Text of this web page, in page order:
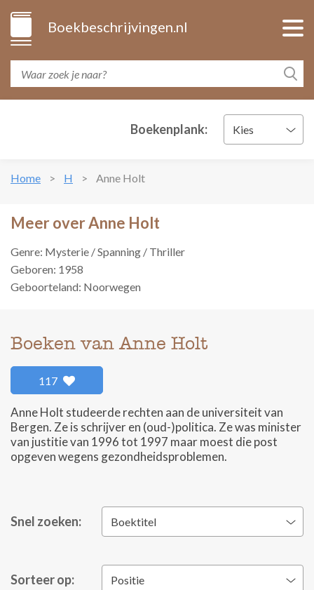
Boekbeschrijvingen.nl
Boekenplank: Kies
Home H Anne Holt
Meer over Anne Holt
Genre: Mysterie / Spanning / Thriller
Geboren: 1958
Geboorteland: Noorwegen
Boeken van Anne Holt
117
Anne Holt studeerde rechten aan de universiteit van
Bergen. Ze is schrijver en (oud-)politica. Ze was minister
van justitie van 1996 tot 1997 maar moest die post
opgeven wegens gezondheidsproblemen.
Snel zoeken: Boektitel
Sorteer op: Positie